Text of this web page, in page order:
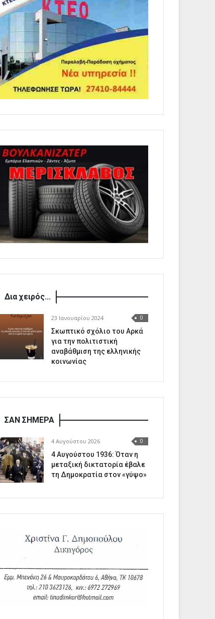
Δια χειρός...
23 Ιανουαρίου 2024 0
Σκωπτικό σχόλιο του Αρκά
για την πολιτιστική
αναβάθμιση της ελληνικής
κοινωνίας
ΣΑΝ ΣΗΜΕΡΑ
4 Αυγούστου 2026 0
4 Αυγούστου 1936: Όταν η
μεταξική δικτατορία έβαλε
τη Δημοκρατία στον «γύψο»